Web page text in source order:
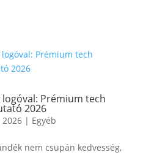
Prémium tech
2026
| Egyéb
nem csupán kedvesség,